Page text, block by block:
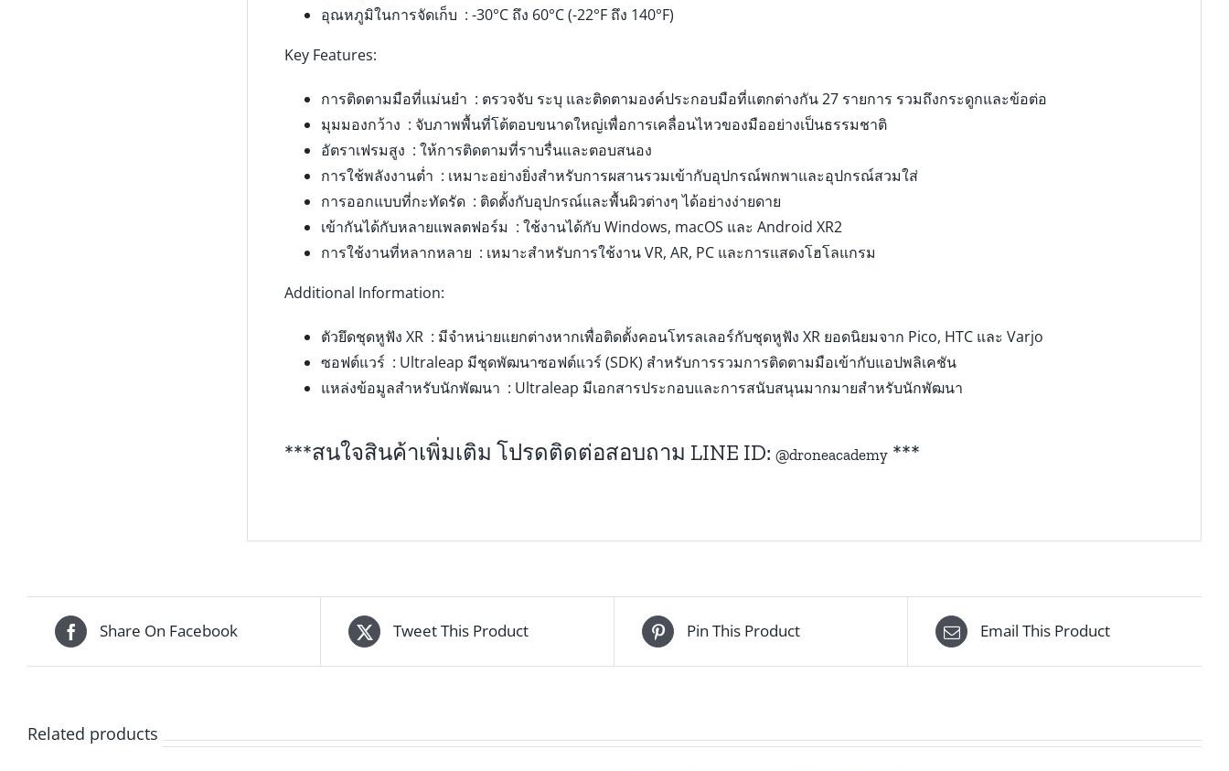
อุณหภูมิในการจัดเก็บ : -30°C ถึง 60°C (-22°F ถึง 140°F)
Key Features:
การติดตามมือที่แม่นยำ : ตรวจจับ ระบุ และติดตามองค์ประกอบมือที่แตกต่างกัน 27 รายการ รวมถึงกระดูกและข้อต่อ
มุมมองกว้าง : จับภาพพื้นที่โต้ตอบขนาดใหญ่เพื่อการเคลื่อนไหวของมืออย่างเป็นธรรมชาติ
อัตราเฟรมสูง : ให้การติดตามที่ราบรื่นและตอบสนอง
การใช้พลังงานต่ำ : เหมาะอย่างยิ่งสำหรับการผสานรวมเข้ากับอุปกรณ์พกพาและอุปกรณ์สวมใส่
การออกแบบที่กะทัดรัด : ติดตั้งกับอุปกรณ์และพื้นผิวต่างๆ ได้อย่างง่ายดาย
เข้ากันได้กับหลายแพลตฟอร์ม : ใช้งานได้กับ Windows, macOS และ Android XR2
การใช้งานที่หลากหลาย : เหมาะสำหรับการใช้งาน VR, AR, PC และการแสดงโฮโลแกรม
Additional Information:
ตัวยึดชุดหูฟัง XR : มีจำหน่ายแยกต่างหากเพื่อติดตั้งคอนโทรลเลอร์กับชุดหูฟัง XR ยอดนิยมจาก Pico, HTC และ Varjo
ซอฟต์แวร์ : Ultraleap มีชุดพัฒนาซอฟต์แวร์ (SDK) สำหรับการรวมการติดตามมือเข้ากับแอปพลิเคชัน
แหล่งข้อมูลสำหรับนักพัฒนา : Ultraleap มีเอกสารประกอบและการสนับสนุนมากมายสำหรับนักพัฒนา
***สนใจสินค้าเพิ่มเติม โปรดติดต่อสอบถาม LINE ID: @droneacademy ***
Share On Facebook Tweet This Product Pin This Product Email This Product
Related products